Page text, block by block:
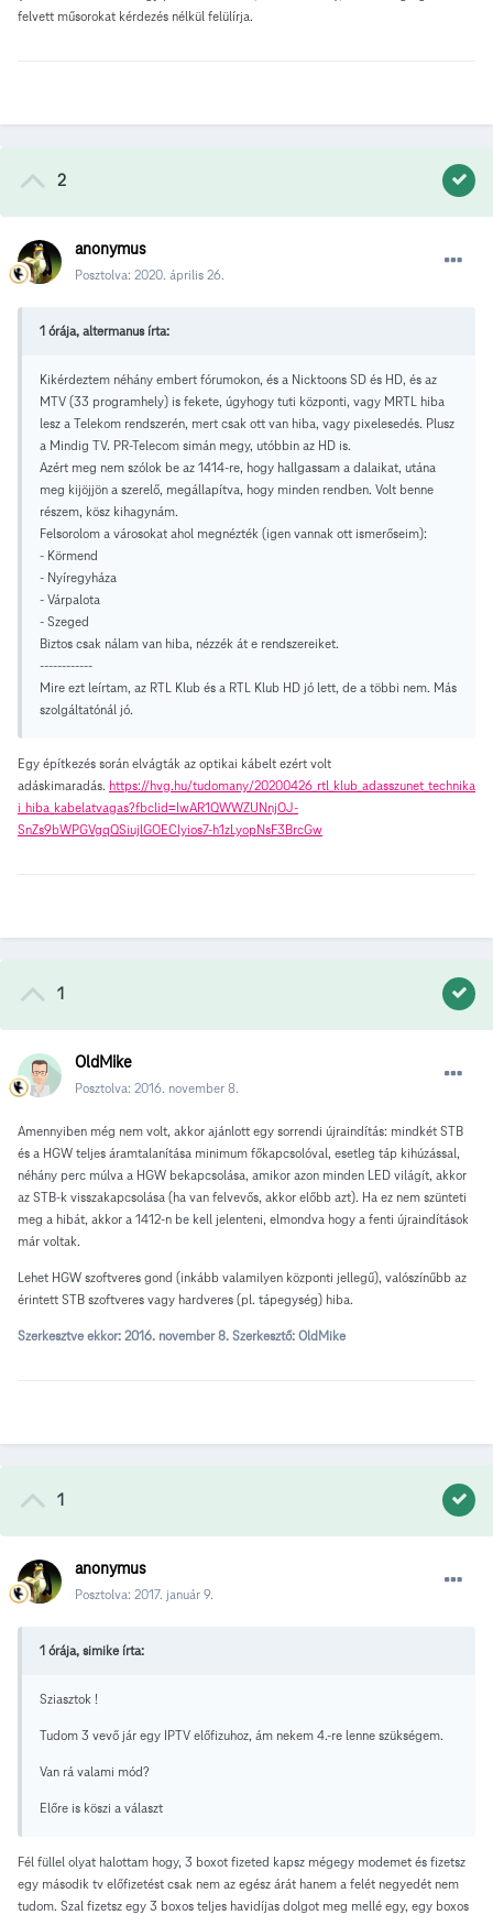
felvett műsorokat kérdezés nélkül felülírja.
2
anonymus
Posztolva: 2020. április 26.
1 órája, altermanus írta:
Kikérdeztem néhány embert fórumokon, és a Nicktoons SD és HD, és az
MTV (33 programhely) is fekete, úgyhogy tuti központi, vagy MRTL hiba
lesz a Telekom rendszerén, mert csak ott van hiba, vagy pixelesedés. Plusz
a Mindig TV. PR-Telecom simán megy, utóbbin az HD is.
Azért meg nem szólok be az 1414-re, hogy hallgassam a dalaikat, utána
meg kijöjjön a szerelő, megállapítva, hogy minden rendben. Volt benne
részem, kösz kihagynám.
Felsorolom a városokat ahol megnézték (igen vannak ott ismerőseim):
- Körmend
- Nyíregyháza
- Várpalota
- Szeged
Biztos csak nálam van hiba, nézzék át e rendszereiket.
------------
Mire ezt leírtam, az RTL Klub és a RTL Klub HD jó lett, de a többi nem. Más
szolgáltatónál jó.
Egy építkezés során elvágták az optikai kábelt ezért volt
adáskimaradás. https://hvg.hu/tudomany/20200426_rtl_klub_adasszunet_technika
i_hiba_kabelatvagas?fbclid=IwAR1QWWZUNnjOJ-
SnZs9bWPGVgqQSiujlGOEClyios7-h1zLyopNsF3BrcGw
1
OldMike
Posztolva: 2016. november 8.
Amennyiben még nem volt, akkor ajánlott egy sorrendi újraindítás: mindkét STB
és a HGW teljes áramtalanítása minimum főkapcsolóval, esetleg táp kihúzással,
néhány perc múlva a HGW bekapcsolása, amikor azon minden LED világít, akkor
az STB-k visszakapcsolása (ha van felvevős, akkor előbb azt). Ha ez nem szünteti
meg a hibát, akkor a 1412-n be kell jelenteni, elmondva hogy a fenti újraindítások
már voltak.
Lehet HGW szoftveres gond (inkább valamilyen központi jellegű), valószínűbb az
érintett STB szoftveres vagy hardveres (pl. tápegység) hiba.
Szerkesztve ekkor: 2016. november 8. Szerkesztő: OldMike
1
anonymus
Posztolva: 2017. január 9.
1 órája, simike írta:
Sziasztok !
Tudom 3 vevő jár egy IPTV előfizuhoz, ám nekem 4.-re lenne szükségem.
Van rá valami mód?
Előre is köszi a választ
Fél füllel olyat halottam hogy, 3 boxot fizeted kapsz mégegy modemet és fizetsz
egy második tv előfizetést csak nem az egész árát hanem a felét negyedét nem
tudom. Szal fizetsz egy 3 boxos teljes havidíjas dolgot meg mellé egy, egy boxos